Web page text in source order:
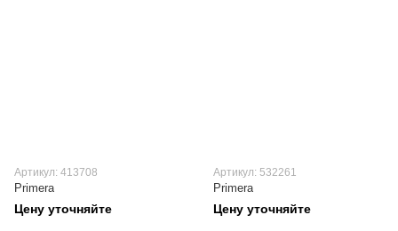
Артикул: 413708
Primera
Цену уточняйте
Артикул: 532261
Primera
Цену уточняйте